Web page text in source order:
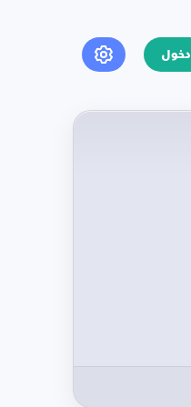
دخول